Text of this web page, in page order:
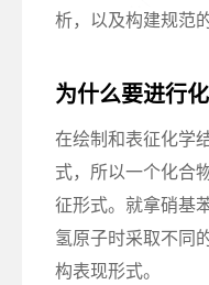
析，以及构建规范
为什么要进行
在绘制和表征化学
式，所以一个化合
征形式。就拿硝基
氢原子时采取不同
构表现形式。